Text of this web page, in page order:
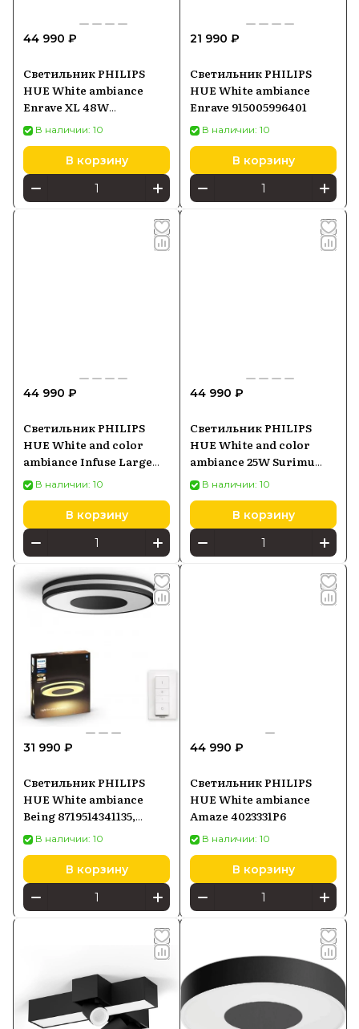
44 990 ₽
Светильник PHILIPS
HUE White ambiance
Enrave XL 48W
8718696176474
В наличии: 10
В корзину
21 990 ₽
Светильник PHILIPS
HUE White ambiance
Enrave 915005996401
В наличии: 10
В корзину
44 990 ₽
Светильник PHILIPS
HUE White and color
ambiance Infuse Large
8718696176528
В наличии: 10
В корзину
44 990 ₽
Светильник PHILIPS
HUE White and color
ambiance 25W Surimu
929003598001
В наличии: 10
В корзину
31 990 ₽
Светильник PHILIPS
HUE White ambiance
Being 8719514341135,
черный
В наличии: 10
В корзину
44 990 ₽
Светильник PHILIPS
HUE White ambiance
Amaze 4023331P6
В наличии: 10
В корзину